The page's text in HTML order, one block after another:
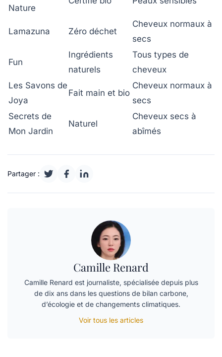
Nature
Lamazuna Zéro déchet
Cheveux normaux à
secs
Fun
Ingrédients
naturels
Tous types de
cheveux
Les Savons de
Joya
Fait main et bio
Cheveux normaux à
secs
Secrets de
Mon Jardin
Naturel
Cheveux secs à
abîmés
Partager :
Camille Renard
Camille Renard est journaliste, spécialisée depuis plus
de dix ans dans les questions de bilan carbone,
d’écologie et de changements climatiques.
Voir tous les articles